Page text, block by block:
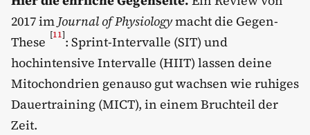
2017 imJournal of Physiologymacht die Gegen-
These [11]: Sprint-Intervalle (SIT) und
hochintensive Intervalle (HIIT) lassen deine
Mitochondrien genauso gut wachsen wie ruhiges
Dauertraining (MICT), in einem Bruchteil der
Zeit.